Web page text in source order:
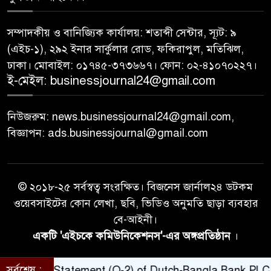
আগামী প্রজন্মের জন্য সুস্থ পরিবেশ
চান প্রধানমন্ত্রী
৯
বিএসইসির নতুন কমিশনার হোসেন
সম্পাদকীয় ও বানিজ্যিক কার্যালয়: শতাব্দী সেন্টার, স্যূট: ৯
(এইচ-১), ২৯২ ইনার সার্কুলার রোড, ফকিরাপুল, মতিঝিল,
ঢাকা। মোবাইল: ০১৭৪৫-৩৭৩৬৬৭। ফোন: ০২-৪১০৭০২২৭।
ই-মেইল: businessjournal24@gmail.com
নিউজরুম: news.businessjournal24@gmail.com,
বিজ্ঞাপন: ads.businessjournal@gmail.com
© ২০১৮-২৫ সর্বস্বত্ব সংরক্ষিত। বিজনেস জার্নাল২৪ ডটকম
ওয়েবসাইটের কোন লেখা, ছবি, ভিডিও অনুমতি ছাড়া ব্যবহার
বে-আইনী।
একটি 'এইচকে কমিউনিকেশনস'-এর অঙ্গপ্রতিষ্ঠান ।